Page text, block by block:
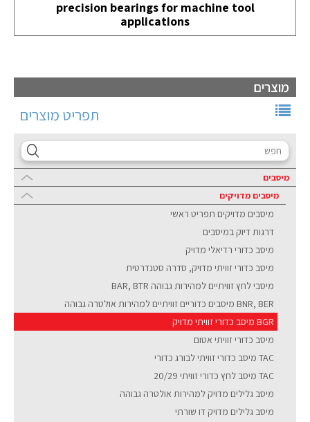
מוצרים
תפריט מוצרים
מיסבים
מיסבים מדויקים
מיסבים מדויקים תפריט ראשי
דרגות דיוק במיסבים
מיסב כדורי רדיאלי מדויק
מיסב כדורי זוויתי מדויק, סדרה סטנדרטית
מיסבי לחץ זוויתיים למהירות גבוהה BAR, BTR
BNR, BER מיסבים כדוריים זוויתיים למהירות אולטרה גבוהה
BGR מיסב כדורי זוויתי מדויק
מיסב כדורי זוויתי אטום
TAC מיסב כדורי זוויתי לבורג כדורי
TAC מיסב לחץ כדורי זוויתי 20/29
מיסב גלילים מדויק למהירות אולטרה גבוהה
מיסב גלילים מדויק דו שורתי
precision bearings for machine tool
applications